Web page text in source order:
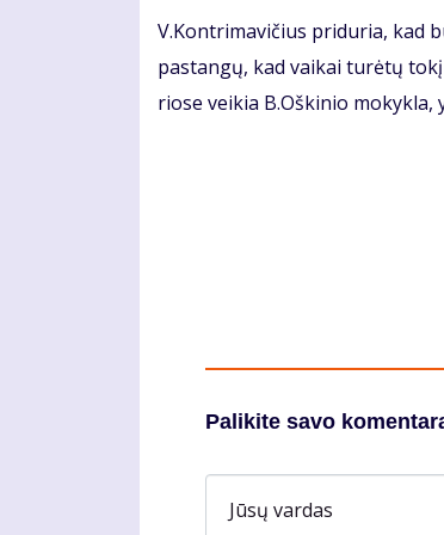
V.Kon­tri­ma­vi­čius pri­du­ria, kad
pa­stan­gų, kad vai­kai tu­rė­tų
rio­se vei­kia B.Oš­ki­nio mo­kyk­la,
Palikite savo
Jūsų vardas